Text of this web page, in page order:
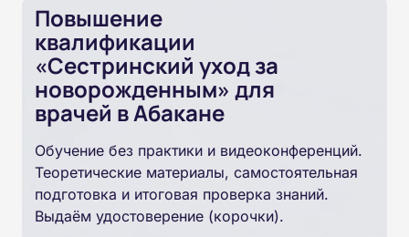
Повышение
квалификации
«Сестринский уход за
новорожденным» для
врачей в Абакане
Обучение без практики и видеоконференций.
Теоретические материалы, самостоятельная
подготовка и итоговая проверка знаний.
Выдаём удостоверение (корочки).